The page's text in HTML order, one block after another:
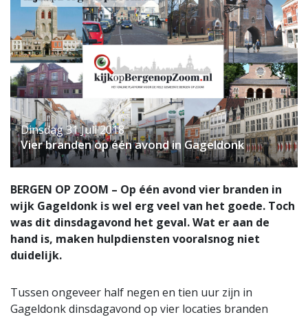
Dinsdag 31 Juli 2018
Vier branden op één avond in Gageldonk
BERGEN OP ZOOM – Op één avond vier branden in
wijk Gageldonk is wel erg veel van het goede. Toch
was dit dinsdagavond het geval. Wat er aan de
hand is, maken hulpdiensten vooralsnog niet
duidelijk.
Tussen ongeveer half negen en tien uur zijn in
Gageldonk dinsdagavond op vier locaties branden